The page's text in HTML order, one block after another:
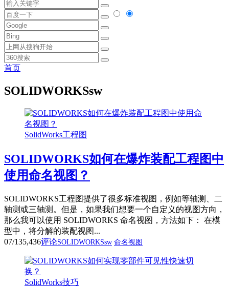
首页
SOLIDWORKSsw
SolidWorks工程图
SOLIDWORKS如何在爆炸装配工程图中
使用命名视图？
SOLIDWORKS工程图提供了很多标准视图，例如等轴测、二
轴测或三轴测。但是，如果我们想要一个自定义的视图方向，
那么我可以使用 SOLIDWORKS 命名视图，方法如下： 在模
型中，将分解的装配视图...
07/135,436评论SOLIDWORKSsw 命名视图
SolidWorks技巧